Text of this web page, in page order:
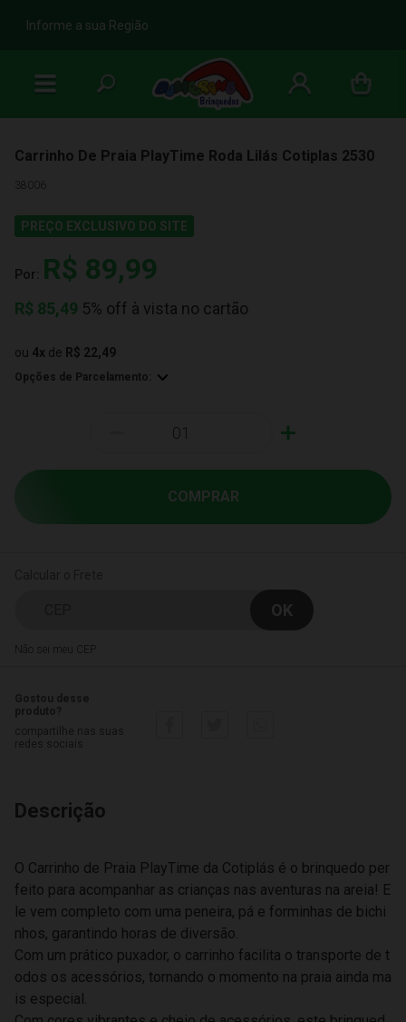
b
Informe a sua Região
Carrinho De Praia PlayTime Roda Lilás Cotiplas 2530
38006
PREÇO EXCLUSIVO DO SITE
Por: R$ 89,99
R$ 85,49 5% off à vista no cartão
ou 4x de R$ 22,49
Opções de Parcelamento:
+
COMPRAR
Não sei meu CEP
Descrição
O Carrinho de Praia PlayTime da Cotiplás é o brinquedo per
feito para acompanhar as crianças nas aventuras na areia! E
le vem completo com uma peneira, pá e forminhas de bichi
nhos, garantindo horas de diversão.
Com um prático puxador, o carrinho facilita o transporte de t
odos os acessórios, tornando o momento na praia ainda ma
is especial.